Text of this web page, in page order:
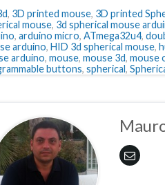
, 3D printed mouse, 3D printed
mouse, 3d spherical mouse
, arduino micro, ATmega32u4,
arduino, HID 3d spherical mouse,
arduino, mouse, mouse 3d, mouse
buttons, spherical,